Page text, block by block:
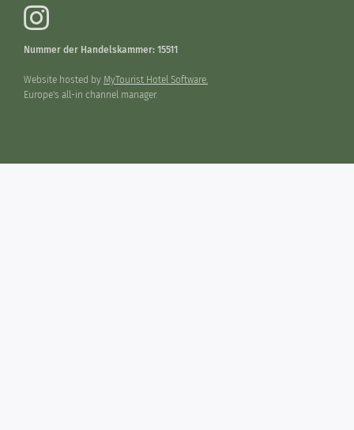
Nummer der Handelskammer: 15511
Website hosted by MyTourist Hotel Software.
Europe's all-in channel manager.